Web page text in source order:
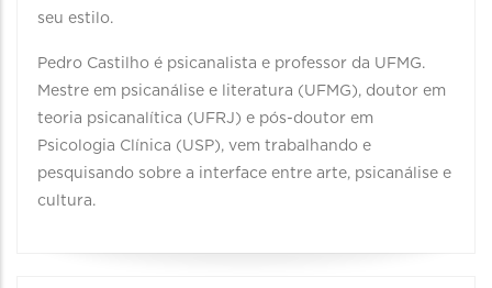
seu estilo.
Pedro Castilho é psicanalista e professor da UFMG.
Mestre em psicanálise e literatura (UFMG), doutor em
teoria psicanalítica (UFRJ) e pós-doutor em
Psicologia Clínica (USP), vem trabalhando e
pesquisando sobre a interface entre arte, psicanálise e
cultura.